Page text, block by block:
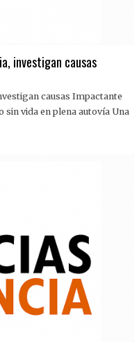
investigan causas
causas Impactante
sin vida en plena autovía Una